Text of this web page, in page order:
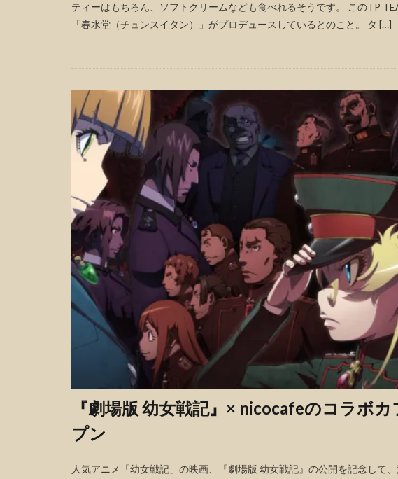
ティーはもちろん、ソフトクリームなども食べれるそうです。 このTP
「春水堂（チュンスイタン）」がプロデュースしているとのこと。 タ […]
『劇場版 幼女戦記』× nicocafeのコラボ
プン
人気アニメ「幼女戦記」の映画、『劇場版 幼女戦記』の公開を記念して